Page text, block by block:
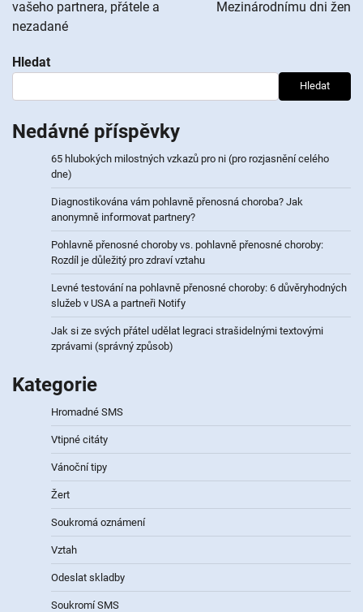
příspěvek
vašeho partnera, přátele a
nezadané
Mezinárodnímu dni žen
Hledat
Hledat
Nedávné příspěvky
65 hlubokých milostných vzkazů pro ni (pro rozjasnění celého
dne)
Diagnostikována vám pohlavně přenosná choroba? Jak
anonymně informovat partnery?
Pohlavně přenosné choroby vs. pohlavně přenosné choroby:
Rozdíl je důležitý pro zdraví vztahu
Levné testování na pohlavně přenosné choroby: 6 důvěryhodných
služeb v USA a partneři Notify
Jak si ze svých přátel udělat legraci strašidelnými textovými
zprávami (správný způsob)
Kategorie
Hromadné SMS
Vtipné citáty
Vánoční tipy
Žert
Soukromá oznámení
Vztah
Odeslat skladby
Soukromí SMS